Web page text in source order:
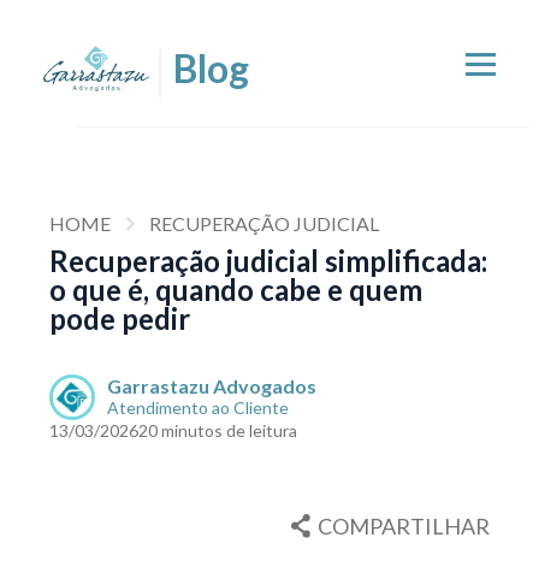
HOME RECUPERAÇÃO JUDICIAL
Recuperação judicial simplificada:
o que é, quando cabe e quem
pode pedir
Garrastazu Advogados
Atendimento ao Cliente
13/03/202620 minutos de leitura
COMPARTILHAR